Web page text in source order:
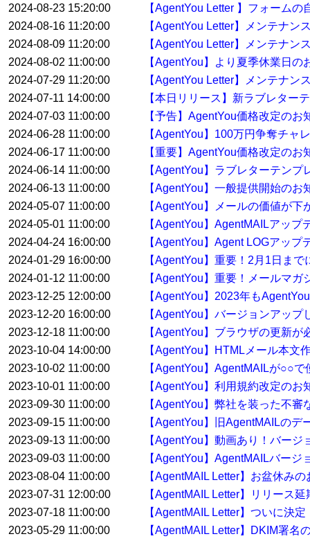
2024-08-23 15:20:00
【AgentYou Letter 】フォーム
2024-08-16 11:20:00
【AgentYou Letter】メンテナン
2024-08-09 11:20:00
【AgentYou Letter】メンテナン
2024-08-02 11:00:00
【AgentYou】より夏季休業日の
2024-07-29 11:20:00
【AgentYou Letter】メンテナン
2024-07-11 14:00:00
【本日リリース】新ラブレター
2024-07-03 11:00:00
【予告】AgentYou価格改定のお
2024-06-28 11:00:00
【AgentYou】100万円争奪チャ
2024-06-17 11:00:00
【重要】AgentYou価格改定のお
2024-06-14 11:00:00
【AgentYou】ラブレターテン
2024-06-13 11:00:00
【AgentYou】一般提供開始のお
2024-05-07 11:00:00
【AgentYou】メールの価値が
2024-05-01 11:00:00
【AgentYou】AgentMAILアップ
2024-04-24 16:00:00
【AgentYou】Agent LOGアップ
2024-01-29 16:00:00
【AgentYou】重要！2月1日ま
2024-01-12 11:00:00
【AgentYou】重要！メールマ
2023-12-25 12:00:00
【AgentYou】2023年も
2023-12-20 16:00:00
【AgentYou】バージョンアッ
2023-12-18 11:00:00
【AgentYou】ブラウザの更新が
2023-10-04 14:00:00
【AgentYou】HTMLメール本文
2023-10-02 11:00:00
【AgentYou】AgentMAILが○○
2023-10-01 11:00:00
【AgentYou】利用規約改定のお
2023-09-30 11:00:00
【AgentYou】弊社を装った不
2023-09-15 11:00:00
【AgentYou】旧AgentMAILの
2023-09-13 11:00:00
【AgentYou】動画あり！バー
2023-09-03 11:00:00
【AgentYou】AgentMAILバー
2023-08-04 11:00:00
【AgentMAIL Letter】お盆休み
2023-07-31 12:00:00
【AgentMAIL Letter】リリース
2023-07-18 11:00:00
【AgentMAIL Letter】ついに決
2023-05-29 11:00:00
【AgentMAIL Letter】DKIM署